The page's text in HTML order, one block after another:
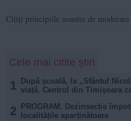
Citiți principiile noastre de moderare
Cele mai citite știri
1
După școală, la „Sfântul
viață. Centrul din Timișoara
2
PROGRAM. Dezinsecție
localitățile aparținătoare